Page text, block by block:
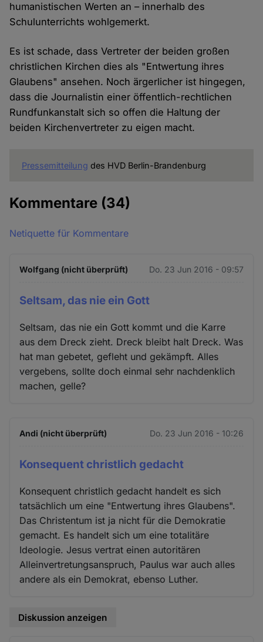
humanistischen Werten an – innerhalb des
Schulunterrichts wohlgemerkt.
Es ist schade, dass Vertreter der beiden großen
christlichen Kirchen dies als "Entwertung ihres
Glaubens" ansehen. Noch ärgerlicher ist hingegen,
dass die Journalistin einer öffentlich-rechtlichen
Rundfunkanstalt sich so offen die Haltung der
beiden Kirchenvertreter zu eigen macht.
Pressemitteilung des HVD Berlin-Brandenburg
Kommentare (34)
Netiquette für Kommentare
Wolfgang (nicht überprüft) Do. 23 Jun 2016 - 09:57
Seltsam, das nie ein Gott
Seltsam, das nie ein Gott kommt und die Karre
aus dem Dreck zieht. Dreck bleibt halt Dreck. Was
hat man gebetet, gefleht und gekämpft. Alles
vergebens, sollte doch einmal sehr nachdenklich
machen, gelle?
Andi (nicht überprüft) Do. 23 Jun 2016 - 10:26
Konsequent christlich gedacht
Konsequent christlich gedacht handelt es sich
tatsächlich um eine "Entwertung ihres Glaubens".
Das Christentum ist ja nicht für die Demokratie
gemacht. Es handelt sich um eine totalitäre
Ideologie. Jesus vertrat einen autoritären
Alleinvertretungsanspruch, Paulus war auch alles
andere als ein Demokrat, ebenso Luther.
Diskussion anzeigen